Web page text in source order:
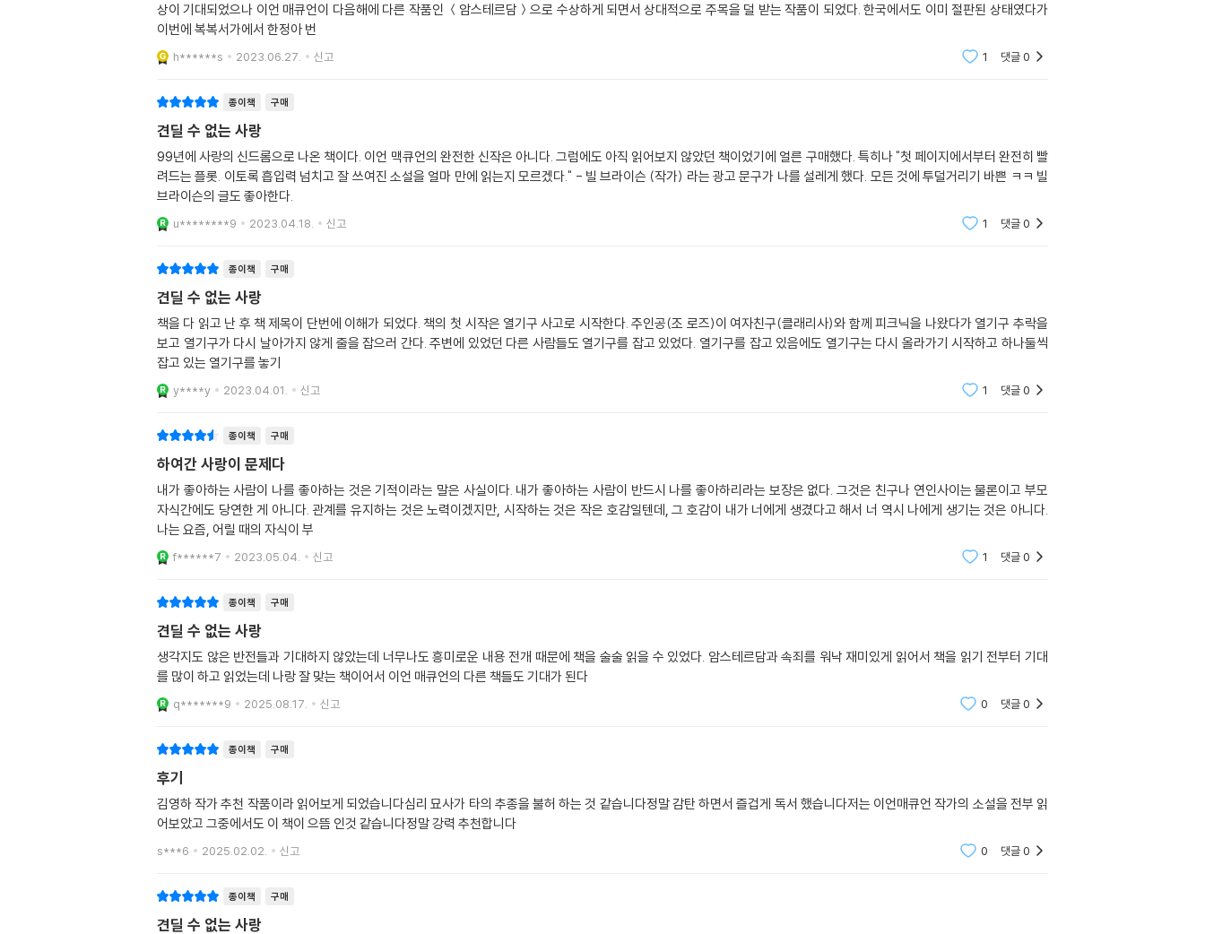
상이 기대되었으나 이언 매큐언이 다음해에 다른 작품인 ＜암스테르담＞으로 수상하게 되면서 상대적으로 주목을 덜 받는 작품이 되었다. 한국에서도 이미 절판된 상태였다가
이번에 복복서가에서 한정아 번
h******s 2023.06.27. 신고 1 댓글0
종이책 구매
견딜 수 없는 사랑
99년에 사랑의 신드롬으로 나온 책이다. 이언 맥큐언의 완전한 신작은 아니다. 그럼에도 아직 읽어보지 않았던 책이었기에 얼른 구매했다. 특히나 "첫 페이지에서부터 완전히 빨
려드는 플롯. 이토록 흡입력 넘치고 잘 쓰여진 소설을 얼마 만에 읽는지 모르겠다." - 빌 브라이슨 (작가) 라는 광고 문구가 나를 설레게 했다. 모든 것에 투덜거리기 바쁜 ㅋㅋ 빌
브라이슨의 글도 좋아한다.
u********9 2023.04.18. 신고 1 댓글0
종이책 구매
견딜 수 없는 사랑
책을 다 읽고 난 후 책 제목이 단번에 이해가 되었다. 책의 첫 시작은 열기구 사고로 시작한다. 주인공(조 로즈)이 여자친구(클래리사)와 함께 피크닉을 나왔다가 열기구 추락을
보고 열기구가 다시 날아가지 않게 줄을 잡으러 간다. 주변에 있었던 다른 사람들도 열기구를 잡고 있었다. 열기구를 잡고 있음에도 열기구는 다시 올라가기 시작하고 하나둘씩
잡고 있는 열기구를 놓기
y****y 2023.04.01. 신고 1 댓글0
종이책 구매
하여간 사랑이 문제다
내가 좋아하는 사람이 나를 좋아하는 것은 기적이라는 말은 사실이다. 내가 좋아하는 사람이 반드시 나를 좋아하리라는 보장은 없다. 그것은 친구나 연인사이는 물론이고 부모
자식간에도 당연한 게 아니다. 관계를 유지하는 것은 노력이겠지만, 시작하는 것은 작은 호감일텐데, 그 호감이 내가 너에게 생겼다고 해서 너 역시 나에게 생기는 것은 아니다.
나는 요즘, 어릴 때의 자식이 부
f******7 2023.05.04. 신고 1 댓글0
종이책 구매
견딜 수 없는 사랑
생각지도 않은 반전들과 기대하지 않았는데 너무나도 흥미로운 내용 전개 때문에 책을 술술 읽을 수 있었다. 암스테르담과 속죄를 워낙 재미있게 읽어서 책을 읽기 전부터 기대
를 많이 하고 읽었는데 나랑 잘 맞는 책이어서 이언 매큐언의 다른 책들도 기대가 된다
q*******9 2025.08.17. 신고 0 댓글0
종이책 구매
후기
김영하 작가 추천 작품이라 읽어보게 되었습니다심리 묘사가 타의 추종을 불허 하는 것 같습니다정말 감탄 하면서 즐겁게 독서 했습니다저는 이언매큐언 작가의 소설을 전부 읽
어보았고 그중에서도 이 책이 으뜸 인것 같습니다정말 강력 추천합니다
s***6 2025.02.02. 신고 0 댓글0
종이책 구매
견딜 수 없는 사랑